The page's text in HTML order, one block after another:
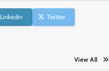
Linkedin Twitter
View All